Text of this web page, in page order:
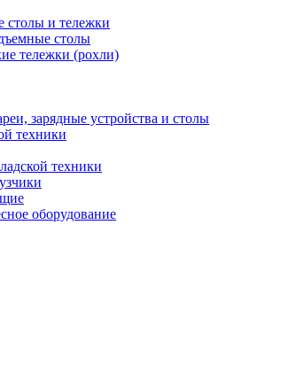
столы и тележки
столы
тележки (рохли)
зарядные устройства и столы
техники
техники
оборудование